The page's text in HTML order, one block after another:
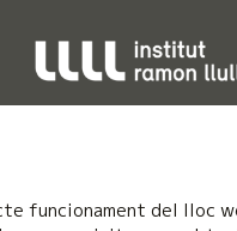
funcionament del lloc